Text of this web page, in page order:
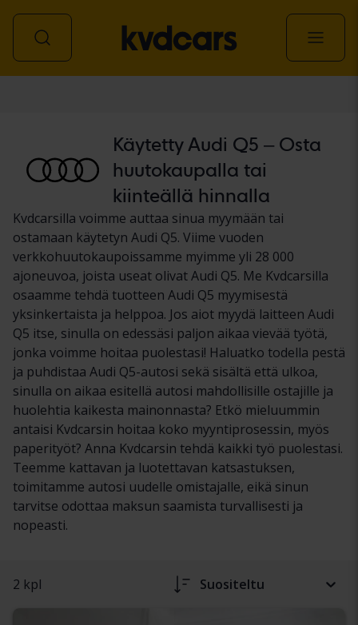
Käytetty Audi Q5 – Osta
huutokaupalla tai
kiinteällä hinnalla
Kvdcarsilla voimme auttaa sinua myymään tai
ostamaan käytetyn Audi Q5. Viime vuoden
verkkohuutokaupoissamme myimme yli 28 000
ajoneuvoa, joista useat olivat Audi Q5. Me Kvdcarsilla
osaamme tehdä tuotteen Audi Q5 myymisestä
yksinkertaista ja helppoa. Jos aiot myydä laitteen Audi
Q5 itse, sinulla on edessäsi paljon aikaa vievää työtä,
jonka voimme hoitaa puolestasi! Haluatko todella pestä
ja puhdistaa Audi Q5-autosi sekä sisältä että ulkoa,
sinulla on aikaa esitellä autosi mahdollisille ostajille ja
huolehtia kaikesta mainonnasta? Etkö mieluummin
antaisi Kvdcarsin hoitaa koko myyntiprosessin, myös
paperityöt? Anna Kvdcarsin tehdä kaikki työ puolestasi.
Teemme kattavan ja luotettavan katsastuksen,
toimitamme autosi uudelle omistajalle, eikä sinun
tarvitse odottaa maksun saamista turvallisesti ja
nopeasti.
2 kpl Suositeltu